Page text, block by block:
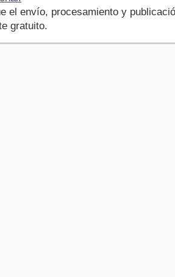
el envío, procesamiento y
gratuito.